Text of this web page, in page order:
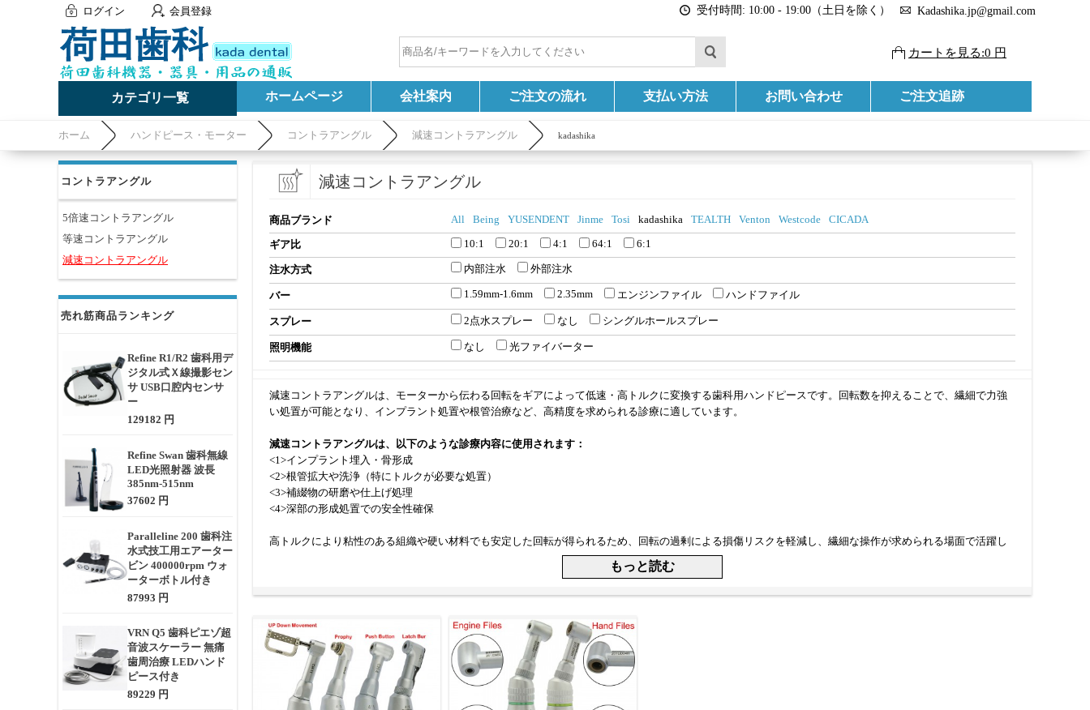
ログイン 会員登録 受付時間: 10:00 - 19:00（土日を除く） Kadashika.jp@gmail.com
カートを見る:0 円
カテゴリ一覧 ホームページ 会社案内 ご注文の流れ 支払い方法 お問い合わせ ご注文追跡
ホーム ハンドピース・モーター コントラアングル 減速コントラアングル kadashika
コントラアングル
5倍速コントラアングル
等速コントラアングル
減速コントラアングル
売れ筋商品ランキング
Refine R1/R2 歯科用デ
ジタル式Ｘ線撮影セン
サ USB口腔内センサ
ー
129182 円
Refine Swan 歯科無線
LED光照射器 波長
385nm-515nm
37602 円
Paralleline 200 歯科注
水式技工用エアーター
ビン 400000rpm ウォ
ーターボトル付き
87993 円
VRN Q5 歯科ピエゾ超
音波スケーラー 無痛
歯周治療 LEDハンド
ピース付き
89229 円
減速コントラアングル
商品ブランド All Being YUSENDENT Jinme Tosi kadashika TEALTH Venton Westcode CICADA
ギア比 10:1 20:1 4:1 64:1 6:1
注水方式 内部注水 外部注水
バー 1.59mm-1.6mm 2.35mm エンジンファイル ハンドファイル
スプレー 2点水スプレー なし シングルホールスプレー
照明機能 なし 光ファイバーター
減速コントラアングルは、モーターから伝わる回転をギアによって低速・高トルクに変換する歯科用ハンドピースです。回転数を抑えることで、繊細で力強
い処置が可能となり、インプラント処置や根管治療など、高精度を求められる診療に適しています。
減速コントラアングルは、以下のような診療内容に使用されます：
<1>インプラント埋入・骨形成
<2>根管拡大や洗浄（特にトルクが必要な処置）
<3>補綴物の研磨や仕上げ処理
<4>深部の形成処置での安全性確保
高トルクにより粘性のある組織や硬い材料でも安定した回転が得られるため、回転の過剰による損傷リスクを軽減し、繊細な操作が求められる場面で活躍し
<2>モーターとの互換性（ISOタイプ／カップリング方式）
<3>冷却機能の有無（スプレー機能／内部注水）
<4>チャック方式（プッシュボタン式 or 手動式）
<5>オートクレーブ対応などの滅菌性能
<6>チタン製や軽量ボディでの操作性
減速タイプのコントラアングルは、治療の安全性と正確性を高めるために不可欠な器具です。処置内容や既存設備に合った仕様を選ぶことで、日々の診療を